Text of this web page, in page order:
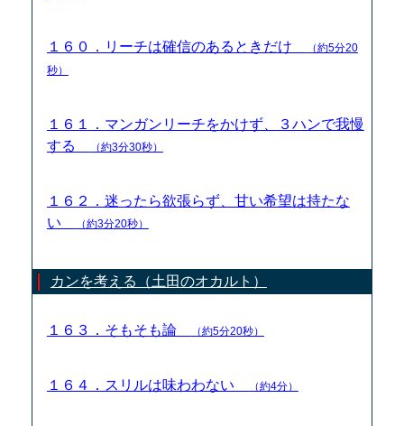
１６０．リーチは確信のあるときだけ
（約5分20
秒）
１６１．マンガンリーチをかけず、３ハンで我慢
する
（約3分30秒）
１６２．迷ったら欲張らず、甘い希望は持たな
い
（約3分20秒）
カンを考える（土田のオカルト）
１６３．そもそも論 （約5分20秒）
１６４．スリルは味わわない （約4分）